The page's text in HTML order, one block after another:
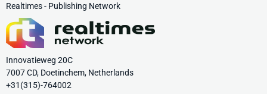
Realtimes - Publishing Network
Innovatieweg 20C
7007 CD, Doetinchem, Netherlands
+31(315)-764002